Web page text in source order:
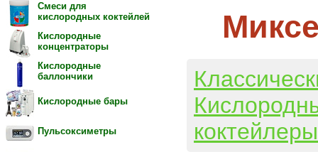
Смеси для
кислородных коктейлей
Кислородные
концентраторы
Кислородные
баллончики
Кислородные бары
Пульсоксиметры
коктейлеры